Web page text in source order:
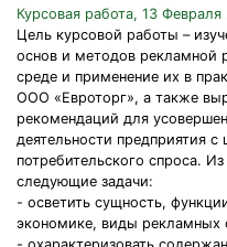
Курсовая работа, 13 Февраля
Цель курсовой работы –
основ и методов рекламной
среде и применение их в
ООО «Евроторг», а также
рекомендаций для
деятельности предприятия
потребительского спроса.
следующие задачи:
- осветить сущность,
экономике, виды рекламных